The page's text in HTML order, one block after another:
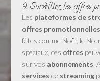
9. Surveillez les offres
Les plateformes de
offres promotionnelles
fêtes comme Noël, le
spéciaux, ces offres
sur vos abonnements.
services de streaming